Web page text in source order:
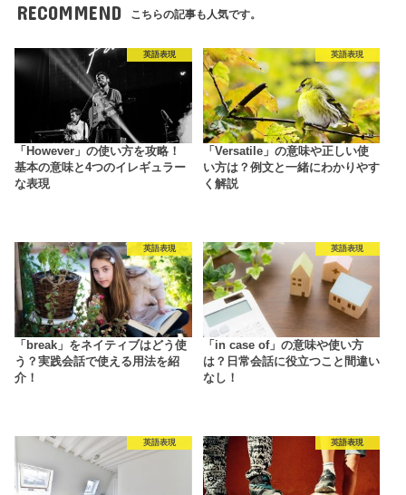
RECOMMEND こちらの記事も人気です。
英語表現
「However」の使い方を攻略！
基本の意味と4つのイレギュラー
な表現
英語表現
「Versatile」の意味や正しい使
い方は？例文と一緒にわかりやす
く解説
英語表現
「break」をネイティブはどう使
う？実践会話で使える用法を紹
介！
英語表現
「in case of」の意味や使い方
は？日常会話に役立つこと間違い
なし！
英語表現 英語表現